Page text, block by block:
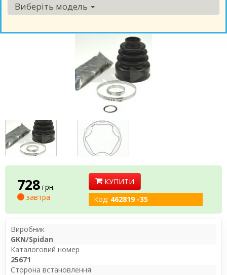
Виберіть модель
728 грн.
завтра
КУПИТИ
Код: 462819 -35
Виробник
GKN/Spidan
Каталоговий номер
25671
Сторона встановлення